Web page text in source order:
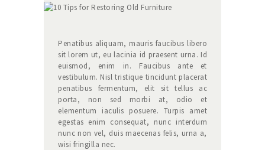
Penatibus aliquam, mauris faucibus libero
sit lorem ut, eu lacinia id praesent urna. Id
euismod, enim in. Faucibus ante et
vestibulum. Nisl tristique tincidunt placerat
penatibus fermentum, elit sit tellus ac
porta, non sed morbi at, odio et
elementum iaculis posuere. Turpis amet
egestas enim consequat, nunc interdum
nunc non vel, duis maecenas felis, urna a,
wisi fringilla nec.